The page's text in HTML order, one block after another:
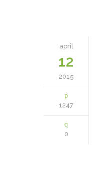
april
12
2015
1247
0